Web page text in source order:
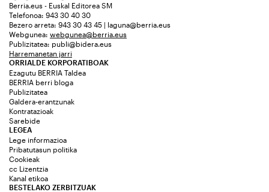
Berria.eus - Euskal Editorea SM
Telefonoa: 943 30 40 30
Bezero arreta: 943 30 43 45 | laguna@berria.eus
Webgunea: webgunea@berria.eus
Publizitatea: publi@bidera.eus
Harremanetan jarri
ORRIALDE KORPORATIBOAK
Ezagutu BERRIA Taldea
BERRIA berri bloga
Publizitatea
Galdera-erantzunak
Kontratazioak
Sarebide
LEGEA
Lege informazioa
Pribatutasun politika
Cookieak
cc Lizentzia
Kanal etikoa
BESTELAKO ZERBITZUAK